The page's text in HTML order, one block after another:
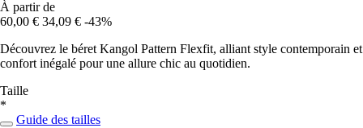
À partir de
60,00 € 34,09 € -43%
Découvrez le béret Kangol Pattern Flexfit, alliant style contemporain et
confort inégalé pour une allure chic au quotidien.
Taille
*
Guide des tailles